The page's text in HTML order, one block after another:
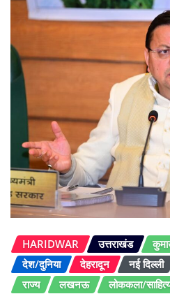
HARIDWAR उत्तराखंड
देश/दुनिया
देहरादून नई दिल्ली
राज्य
लखनऊ लोककला/